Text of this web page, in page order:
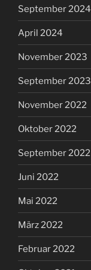
September 2024
April 2024
November 2023
September 2023
November 2022
Oktober 2022
September 2022
Juni 2022
Mai 2022
März 2022
Februar 2022